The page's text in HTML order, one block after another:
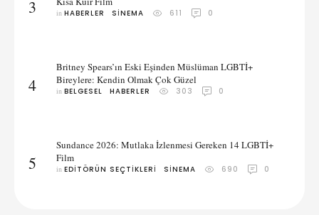
3 in HABERLER SINEMA 611 0
4
Britney Spears’ın Eski Eşinden Müslüman LGBTİ+
Bireylere: Kendin Olmak Çok Güzel
in BELGESEL HABERLER 303 0
5
Sundance 2026: Mutlaka İzlenmesi Gereken 14 LGBTİ+
Film
in EDITÖRÜN SEÇTIKLERI SINEMA 690 0